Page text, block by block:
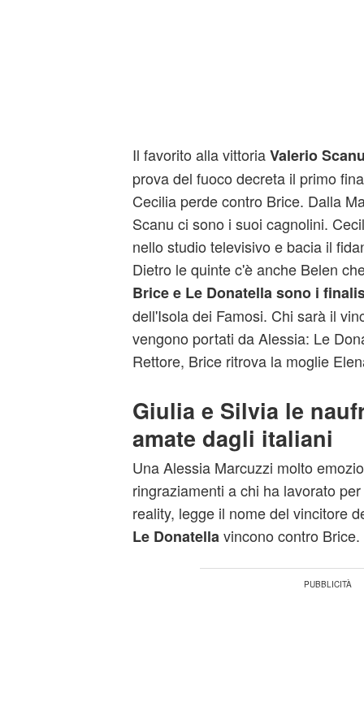
Il favorito alla vittoriaValerio
prova del fuoco decreta il primo
Cecilia perde contro Brice. Dalla
Scanu ci sono i suoi cagnolini.
nello studio televisivo e bacia il
Dietro le quinte c'è anche Belen
Brice e Le Donatella sono i
dell'Isola dei Famosi. Chi sarà il
vengono portati da Alessia: Le
Rettore, Brice ritrova la moglie
Giulia e Silvia le
amate dagli italiani
Una Alessia Marcuzzi molto
ringraziamenti a chi ha lavorato
reality, legge il nome del vincitore
Le Donatella vincono contro Brice.